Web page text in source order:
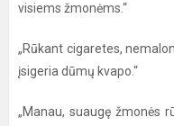
visiems žmonėms.“
„Rūkant cigaretes,
įsigeria dūmų kvapo.“
„Manau, suaugę žmonės